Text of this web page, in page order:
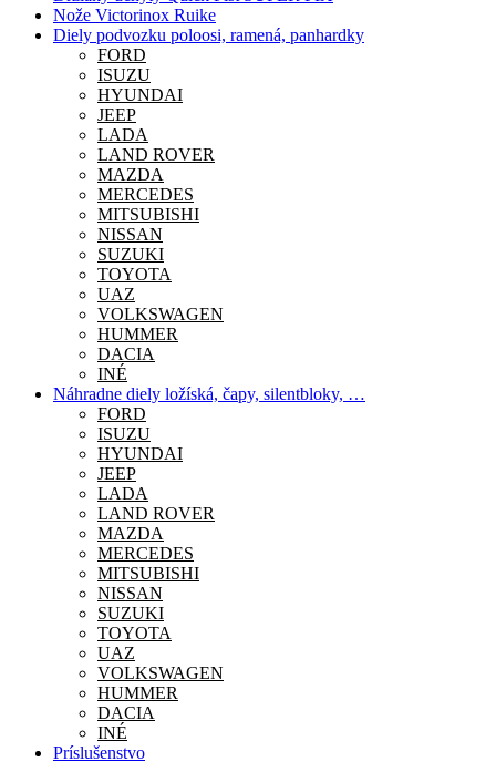
Nože Victorinox Ruike
Diely podvozku poloosi, ramená, panhardky
FORD
ISUZU
HYUNDAI
JEEP
LADA
LAND ROVER
MAZDA
MERCEDES
MITSUBISHI
NISSAN
SUZUKI
TOYOTA
UAZ
VOLKSWAGEN
HUMMER
DACIA
INÉ
Náhradne diely ložíská, čapy, silentbloky, …
FORD
ISUZU
HYUNDAI
JEEP
LADA
LAND ROVER
MAZDA
MERCEDES
MITSUBISHI
NISSAN
SUZUKI
TOYOTA
UAZ
VOLKSWAGEN
HUMMER
DACIA
INÉ
Príslušenstvo